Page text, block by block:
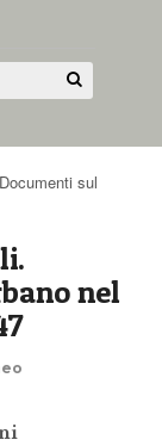
sul
nel